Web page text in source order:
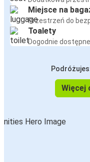
Miejsce na
Przestrzeń do
Toalety
Dogodnie
Więcej